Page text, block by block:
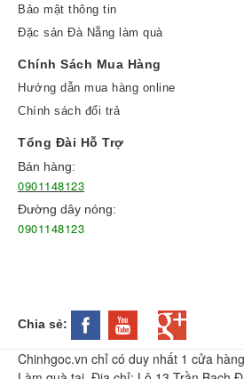
Bảo mật thông tin
Đặc sản Đà Nẵng làm quà
Chính Sách Mua Hàng
Hướng dẫn mua hàng online
Chính sách đổi trả
Tổng Đài Hỗ Trợ
Bán hàng:
0901148123
Đường dây nóng:
0901148123
Chia sẻ:
Chinhgoc.vn chỉ có duy nhất 1 cửa